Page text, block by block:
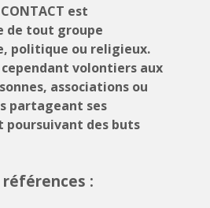
est
de tout groupe
politique ou religieux.
volontiers aux
associations ou
partageant ses
poursuivant des buts
: